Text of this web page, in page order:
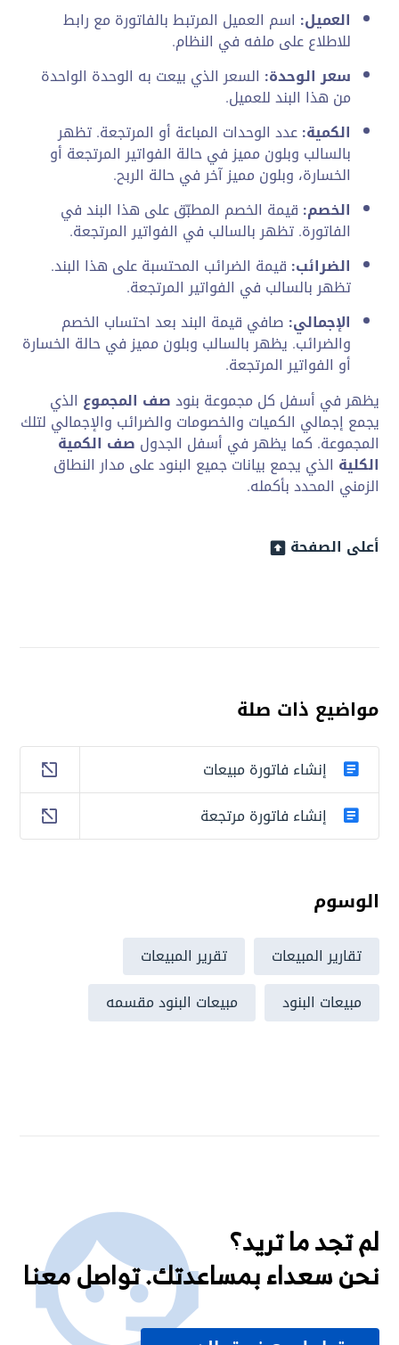
العميل: اسم العميل المرتبط بالفاتورة مع رابط
للاطلاع على ملفه في النظام.
سعر الوحدة: السعر الذي بيعت به الوحدة الواحدة
من هذا البند للعميل.
الكمية:عدد الوحدات المباعة أو المرتجعة. تظهر
بالسالب وبلون مميز في حالة الفواتير المرتجعة أو
الخسارة، وبلون مميز آخر في حالة الربح.
الخصم: قيمة الخصم المطبّق على هذا البند في
الفاتورة. تظهر بالسالب في الفواتير المرتجعة.
الضرائب: قيمة الضرائب المحتسبة على هذا البند.
تظهر بالسالب في الفواتير المرتجعة.
الإجمالي: صافي قيمة البند بعد احتساب الخصم
والضرائب. يظهر بالسالب وبلون مميز في حالة الخسارة
أو الفواتير المرتجعة.
يظهر في أسفل كل مجموعة بنودصف المجموع الذي
يجمع إجمالي الكميات والخصومات والضرائب والإجمالي لتلك
المجموعة. كما يظهر في أسفل الجدول صف الكمية
الكلية الذي يجمع بيانات جميع البنود على مدار النطاق
الزمني المحدد بأكمله.
أعلى الصفحة
مواضيع ذات صلة
إنشاء فاتورة مبيعات
إنشاء فاتورة مرتجعة
الوسوم
تقارير المبيعات
تقرير المبيعات
مبيعات البنود
مبيعات البنود مقسمه
لم تجد ما تريد؟
نحن سعداء بمساعدتك. تواصل معنا